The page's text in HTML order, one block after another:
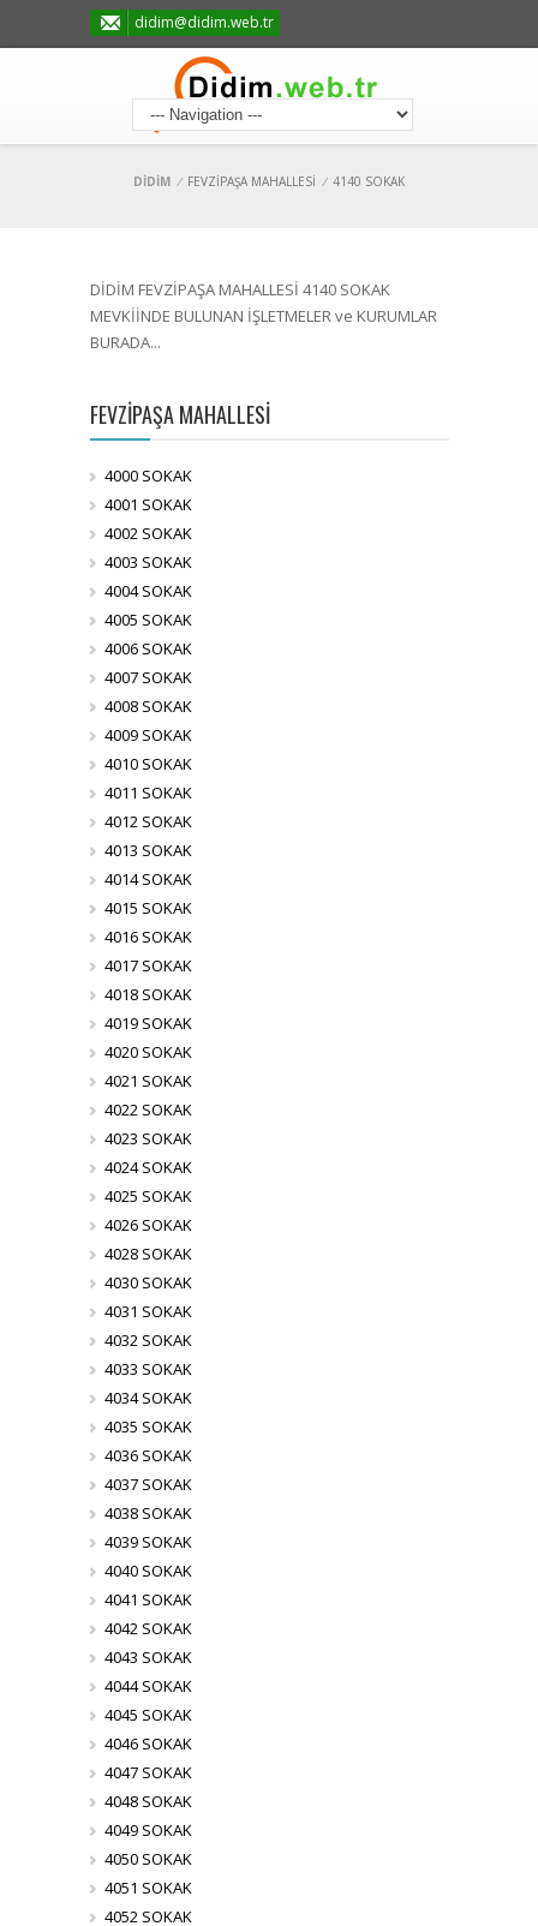
didim@didim.web.tr
DİDİM / FEVZİPAŞA MAHALLESİ / 4140 SOKAK
DİDİM FEVZİPAŞA MAHALLESİ 4140 SOKAK
MEVKİİNDE BULUNAN İŞLETMELER ve KURUMLAR
BURADA...
FEVZİPAŞA MAHALLESİ
4000 SOKAK
4001 SOKAK
4002 SOKAK
4003 SOKAK
4004 SOKAK
4005 SOKAK
4006 SOKAK
4007 SOKAK
4008 SOKAK
4009 SOKAK
4010 SOKAK
4011 SOKAK
4012 SOKAK
4013 SOKAK
4014 SOKAK
4015 SOKAK
4016 SOKAK
4017 SOKAK
4018 SOKAK
4019 SOKAK
4020 SOKAK
4021 SOKAK
4022 SOKAK
4023 SOKAK
4024 SOKAK
4025 SOKAK
4026 SOKAK
4028 SOKAK
4030 SOKAK
4031 SOKAK
4032 SOKAK
4033 SOKAK
4034 SOKAK
4035 SOKAK
4036 SOKAK
4037 SOKAK
4038 SOKAK
4039 SOKAK
4040 SOKAK
4041 SOKAK
4042 SOKAK
4043 SOKAK
4044 SOKAK
4045 SOKAK
4046 SOKAK
4047 SOKAK
4048 SOKAK
4049 SOKAK
4050 SOKAK
4051 SOKAK
4052 SOKAK